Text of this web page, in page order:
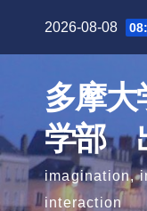
2026-08-08
多摩大
学部
imagination,
interaction